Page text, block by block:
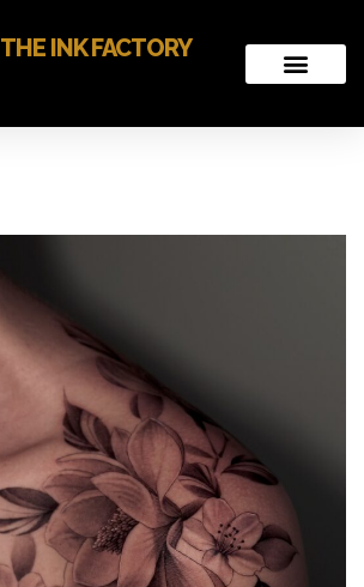
THE INK FACTORY